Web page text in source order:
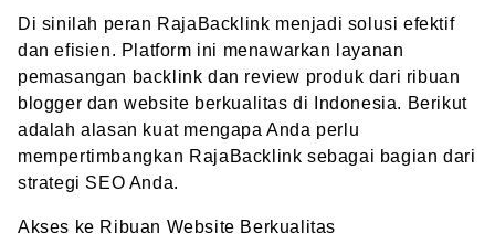
Di sinilah peran RajaBacklink menjadi solusi efektif
dan efisien. Platform ini menawarkan layanan
pemasangan backlink dan review produk dari ribuan
blogger dan website berkualitas di Indonesia. Berikut
adalah alasan kuat mengapa Anda perlu
mempertimbangkan RajaBacklink sebagai bagian dari
strategi SEO Anda.
Akses ke Ribuan Website Berkualitas